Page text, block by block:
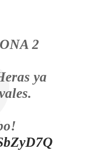
2
ya